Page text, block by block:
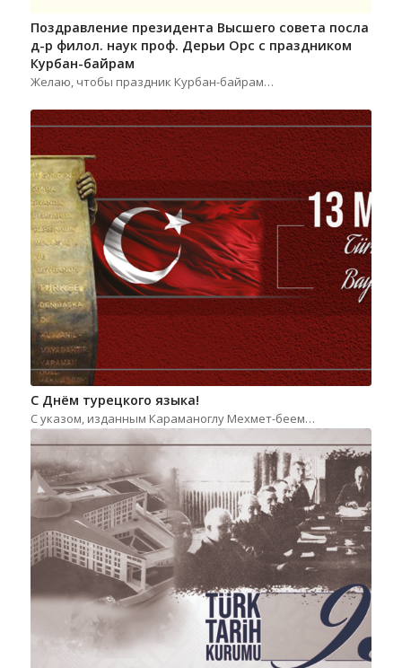
Поздравление президента Высшего совета посла
д-р филол. наук проф. Дерьи Орс с праздником
Курбан-байрам
Желаю, чтобы праздник Курбан-байрам…
С Днём турецкого языка!
С указом, изданным Караманоглу Мехмет-беем…